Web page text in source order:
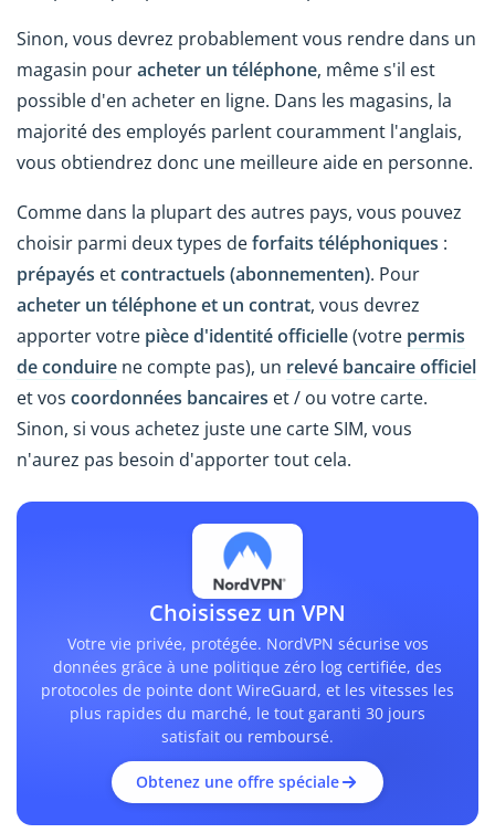
Sinon, vous devrez probablement vous rendre dans un
magasin pouracheter un téléphone, même s'il est
possible d'en acheter en ligne. Dans les magasins, la
majorité des employés parlent couramment l'anglais,
vous obtiendrez donc une meilleure aide en personne.
Comme dans la plupart des autres pays, vous pouvez
choisir parmi deux types deforfaits téléphoniques :
prépayés etcontractuels (abonnementen). Pour
acheter un téléphone et un contrat, vous devrez
apporter votre pièce d'identité officielle(votre permis
de conduire ne compte pas), un relevé bancaire officiel
et vos coordonnées bancaires et / ou votre carte.
Sinon, si vous achetez juste une carte SIM, vous
n'aurez pas besoin d'apporter tout cela.
Choisissez un VPN
Votre vie privée, protégée. NordVPN sécurise vos
données grâce à une politique zéro log certifiée, des
protocoles de pointe dont WireGuard, et les vitesses les
plus rapides du marché, le tout garanti 30 jours
satisfait ou remboursé.
Obtenez une offre spéciale